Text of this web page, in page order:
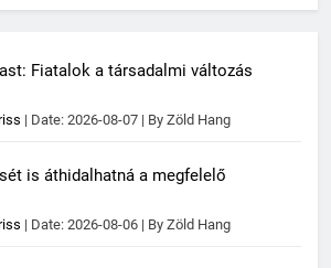
Fiatalok a társadalmi változás
Date: 2026-08-07 By Zöld Hang
is áthidalhatná a megfelelő
Date: 2026-08-06 By Zöld Hang